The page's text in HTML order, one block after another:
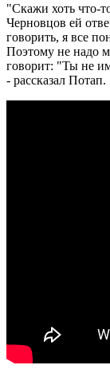
"Скажи хоть что-
Черновцов ей
говорить, я все
Поэтому не надо
говорит: "Ты не
- рассказал Потап.